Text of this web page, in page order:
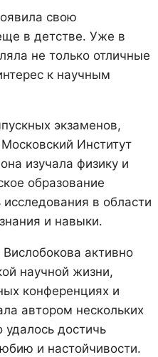
свою
в детстве. Уже в
не только отличные
к научным
экзаменов,
Институт
изучала физику и
образование
в области
и навыки.
активно
научной жизни,
конференциях и
автором нескольких
удалось достичь
и настойчивости.